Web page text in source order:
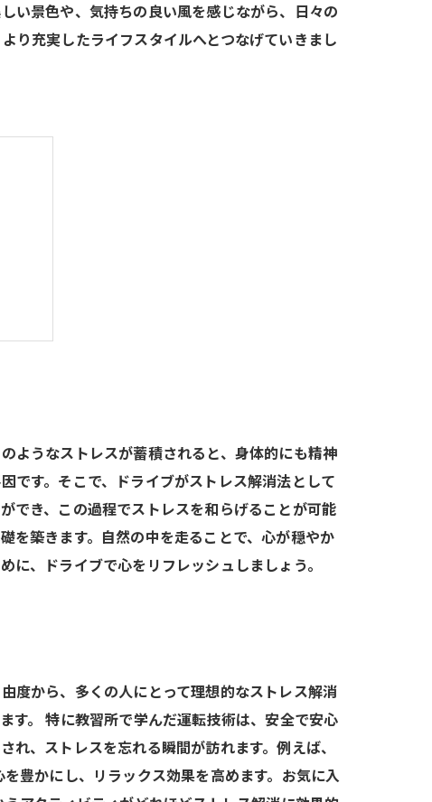
い景色や、気持ちの良い風を感じながら、日々の
り充実したライフスタイルへとつなげていきまし
ようなストレスが蓄積されると、身体的にも精神
です。そこで、ドライブがストレス解消法として
でき、この過程でストレスを和らげることが可能
を築きます。自然の中を走ることで、心が穏やか
、ドライブで心をリフレッシュしましょう。
度から、多くの人にとって理想的なストレス解消
す。 特に教習所で学んだ運転技術は、安全で安心
、ストレスを忘れる瞬間が訪れます。例えば、
豊かにし、リラックス効果を高めます。お気に入